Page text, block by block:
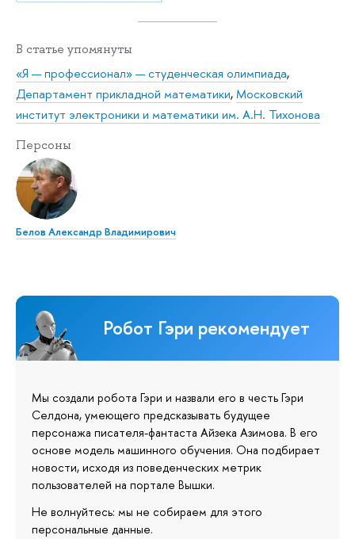
В статье упомянуты
«Я — профессионал» — студенческая олимпиада,
Департамент прикладной математики,Московский
институт электроники и математики им. А.Н. Тихонова
Персоны
Белов Александр Владимирович
Робот Гэри рекомендует
Мы создали робота Гэри и назвали его в честь Гэри
Селдона, умеющего предсказывать будущее
персонажа писателя-фантаста Айзека Азимова. В его
основе модель машинного обучения. Она подбирает
новости, исходя из поведенческих метрик
пользователей на портале Вышки.
Не волнуйтесь: мы не собираем для этого
персональные данные.